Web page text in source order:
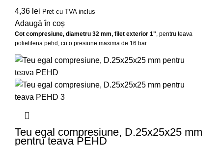
4,36 lei Pret cu TVA inclus
Adaugă în coș
Cot compresiune, diametru 32 mm, filet exterior 1", pentru teava
polietilena pehd, cu o presiune maxima de 16 bar.
Teu egal compresiune, D.25x25x25 mm
pentru teava PEHD